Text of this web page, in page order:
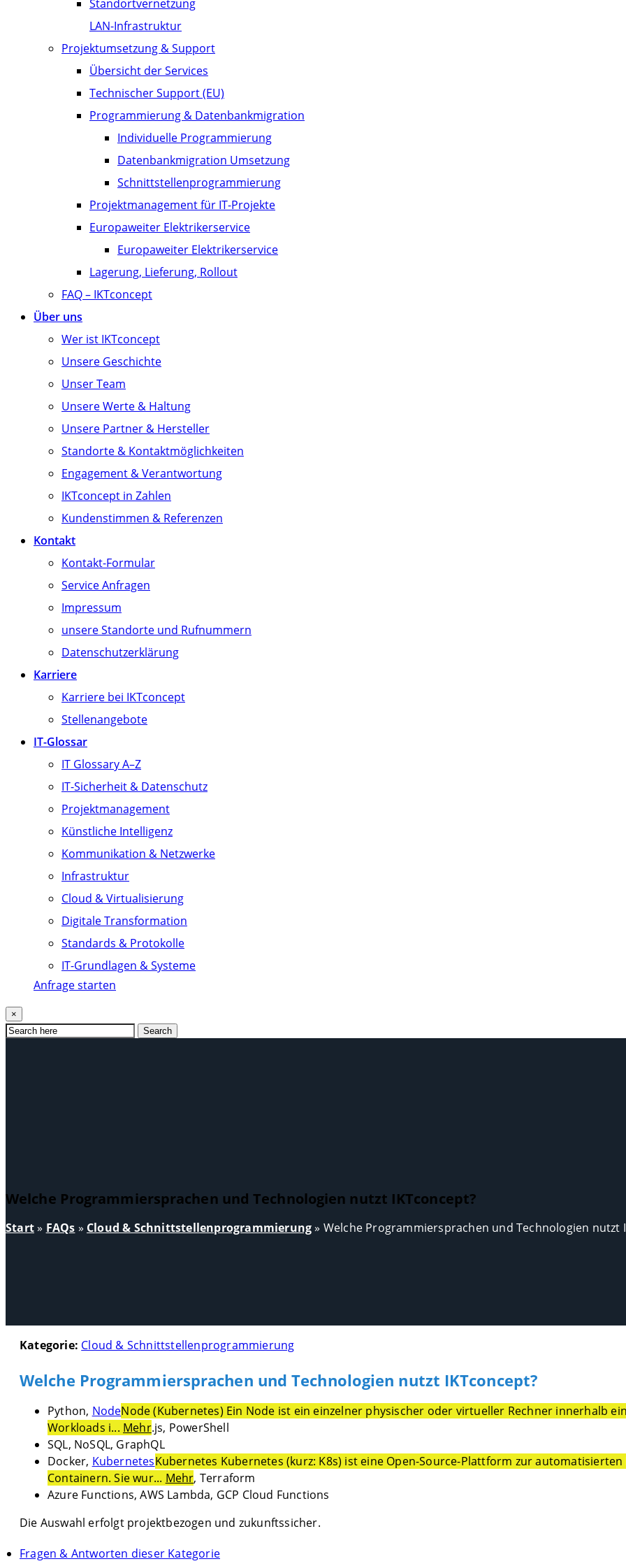
Standortvernetzung
LAN-Infrastruktur
Projektumsetzung & Support
Übersicht der Services
Technischer Support (EU)
Programmierung & Datenbankmigration
Individuelle Programmierung
Datenbankmigration Umsetzung
Schnittstellenprogrammierung
Projektmanagement für IT-Projekte
Europaweiter Elektrikerservice
Europaweiter Elektrikerservice
Lagerung, Lieferung, Rollout
FAQ – IKTconcept
Über uns
Wer ist IKTconcept
Unsere Geschichte
Unser Team
Unsere Werte & Haltung
Unsere Partner & Hersteller
Standorte & Kontaktmöglichkeiten
Engagement & Verantwortung
IKTconcept in Zahlen
Kundenstimmen & Referenzen
Kontakt
Kontakt-Formular
Service Anfragen
Impressum
unsere Standorte und Rufnummern
Datenschutzerklärung
Karriere
Karriere bei IKTconcept
Stellenangebote
IT-Glossar
IT Glossary A–Z
IT-Sicherheit & Datenschutz
Projektmanagement
Künstliche Intelligenz
Kommunikation & Netzwerke
Infrastruktur
Cloud & Virtualisierung
Digitale Transformation
Standards & Protokolle
IT-Grundlagen & Systeme
Anfrage starten
×
Search
Welche Programmiersprachen und Technologien nutzt IKTconcept?
Start» FAQs » Cloud & Schnittstellenprogrammierung» Welche Programmiersprachen und Technologien nutzt
Kategorie: Cloud & Schnittstellenprogrammierung
Welche Programmiersprachen und Technologien nutzt IKTconcept?
Python, NodeNode (Kubernetes) Ein Node ist ein einzelner physischer oder virtueller Rechner innerhalb
Workloads i... Mehr.js, PowerShell
SQL, NoSQL, GraphQL
Docker, KubernetesKubernetes Kubernetes (kurz: K8s) ist eine Open-Source-Plattform zur
Containern. Sie wur... Mehr, Terraform
Azure Functions, AWS Lambda, GCP Cloud Functions
Die Auswahl erfolgt projektbezogen und zukunftssicher.
Fragen & Antworten dieser Kategorie